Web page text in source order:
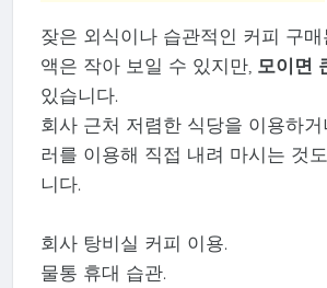
잦은 외식이나 습관적인 커피 구
액은 작아 보일 수 있지만, 모이면
있습니다.
회사 근처 저렴한 식당을 이용하
러를 이용해 직접 내려 마시는 것
니다.
회사 탕비실 커피 이용.
물통 휴대 습관.